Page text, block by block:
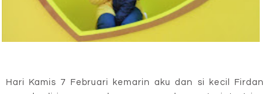
Hari Kamis 7 Februari kemarin aku dan si kecil Firdan